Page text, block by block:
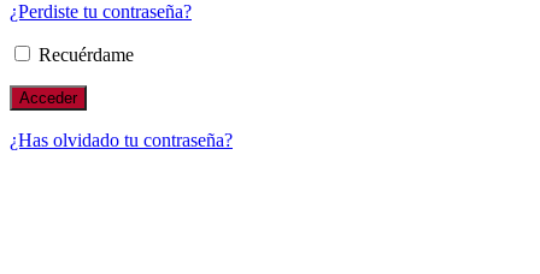
¿Perdiste tu contraseña?
Recuérdame
¿Has olvidado tu contraseña?